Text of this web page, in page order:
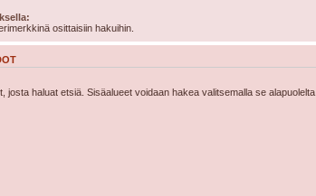
osittaisiin hakuihin.
josta haluat etsiä. Sisäalueet voidaan hakea valitsemalla se alapuolelta.